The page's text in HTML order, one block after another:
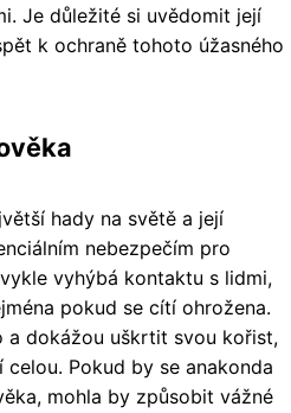
Je důležité si uvědomit její
k ochraně tohoto úžasného
hady na světě a její
nebezpečím pro
vyhýbá kontaktu s lidmi,
pokud se cítí ohrožena.
a dokážou uškrtit svou kořist,
Pokud by se anakonda
mohla by způsobit vážné